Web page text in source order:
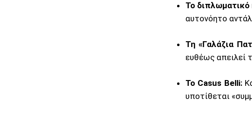
Το
αυτονόητο
Τη «Γαλάζια
ευθέως απειλεί
Το Casus Belli:
υποτίθεται